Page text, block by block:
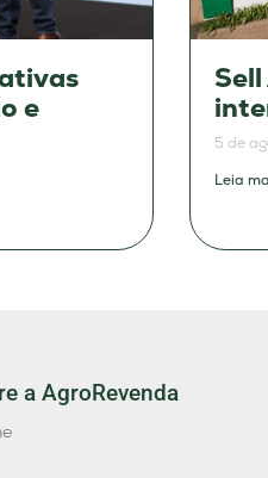
e
5 de
Leia
a AgroRevenda